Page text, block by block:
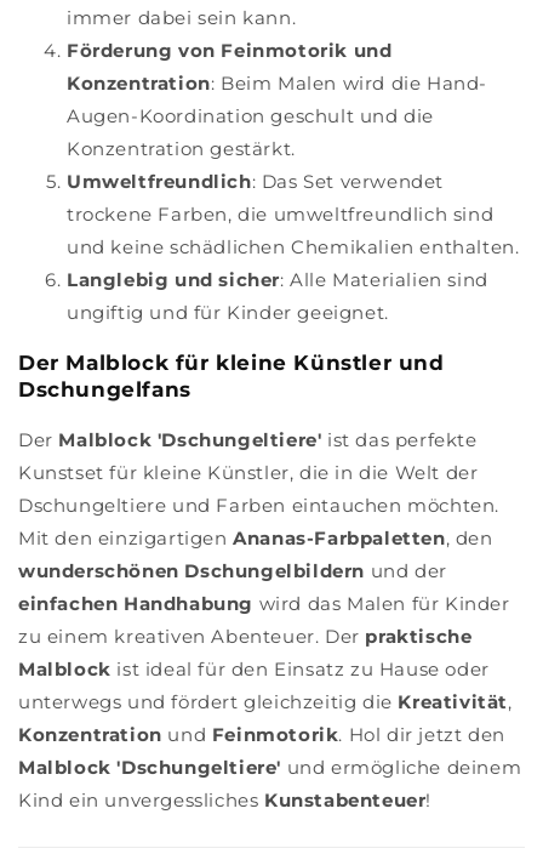
immer dabei sein kann.
Förderung von Feinmotorik und
Konzentration: Beim Malen wird die Hand-
Augen-Koordination geschult und die
Konzentration gestärkt.
Umweltfreundlich: Das Set verwendet
trockene Farben, die umweltfreundlich sind
und keine schädlichen Chemikalien enthalten.
Langlebig und sicher: Alle Materialien sind
ungiftig und für Kinder geeignet.
Der Malblock für kleine Künstler und
Dschungelfans
Der Malblock 'Dschungeltiere' ist das perfekte
Kunstset für kleine Künstler, die in die Welt der
Dschungeltiere und Farben eintauchen möchten.
Mit den einzigartigenAnanas-Farbpaletten, den
wunderschönen Dschungelbildern und der
einfachen Handhabung wird das Malen für Kinder
zu einem kreativen Abenteuer. Der praktische
Malblock ist ideal für den Einsatz zu Hause oder
unterwegs und fördert gleichzeitig die Kreativität,
Konzentration und Feinmotorik. Hol dir jetzt den
Malblock 'Dschungeltiere' und ermögliche deinem
Kind ein unvergessliches Kunstabenteuer!